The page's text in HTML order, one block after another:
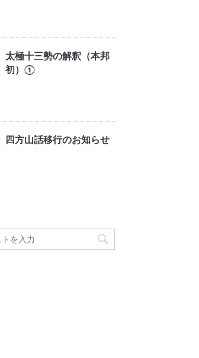
太極十三勢の解釈（本邦
初）①
四方山話移行のお知らせ